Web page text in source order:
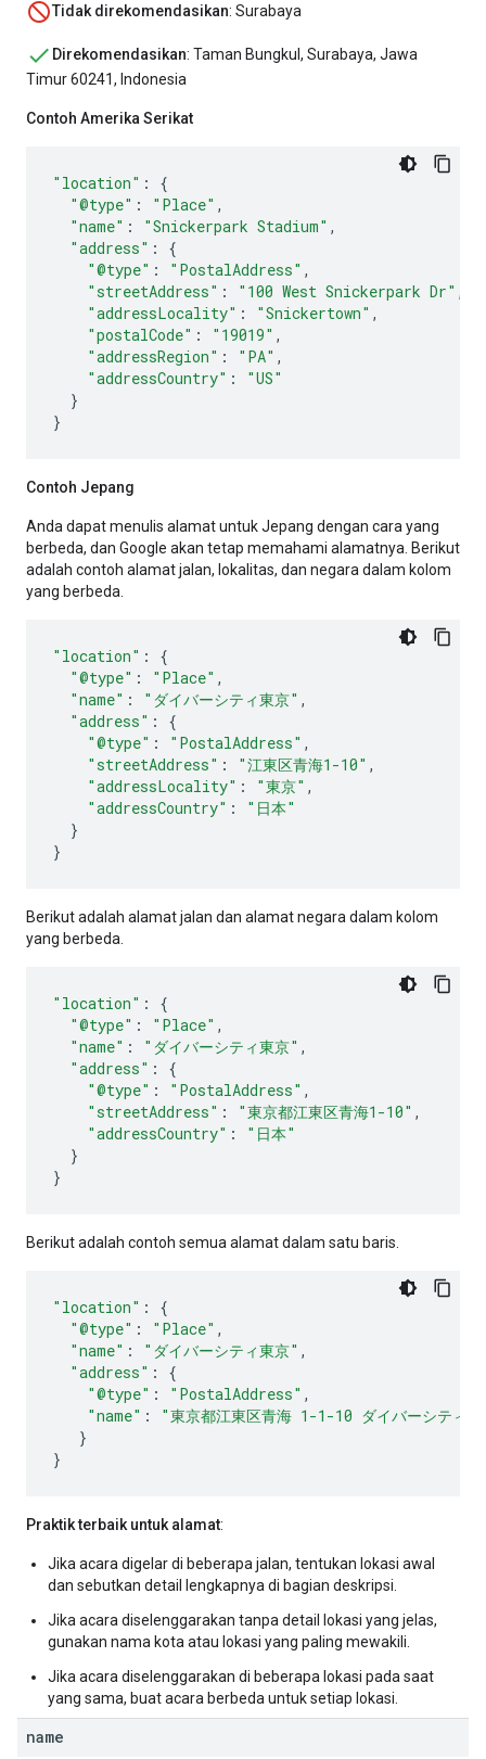
Tidak direkomendasikan: Surabaya
Direkomendasikan: Taman Bungkul, Surabaya, Jawa
Timur 60241, Indonesia
Contoh Amerika Serikat
"location" :
{
"@type" : "Place" ,
"name" : "Snickerpark Stadium" ,
"address" :
{
"@type" : "PostalAddress" ,
"streetAddress" : "100 West Snickerpark Dr" ,
"addressLocality" : "Snickertown" ,
"postalCode" : "19019" ,
"addressRegion" : "PA" ,
"addressCountry" :
"US"
}
}
Contoh Jepang
Anda dapat menulis alamat untuk Jepang dengan cara yang
berbeda, dan Google akan tetap memahami alamatnya. Berikut
adalah contoh alamat jalan, lokalitas, dan negara dalam kolom
yang berbeda.
"location" :
{
"@type" : "Place" ,
"name" : "ダイバーシティ東京" ,
"address" :
{
"@type" : "PostalAddress" ,
"streetAddress" : "江東区青海1-10" ,
"addressLocality" : "東京" ,
"addressCountry" :
"日本"
}
}
Berikut adalah alamat jalan dan alamat negara dalam kolom
yang berbeda.
"location" :
{
"@type" : "Place" ,
"name" : "ダイバーシティ東京" ,
"address" :
{
"@type" : "PostalAddress" ,
"streetAddress" : "東京都江東区青海1-10" ,
"addressCountry" :
"日本"
}
}
Berikut adalah contoh semua alamat dalam satu baris.
"location" :
{
"@type" : "Place" ,
"name" : "ダイバーシティ東京" ,
"address" :
{
"@type" : "PostalAddress" ,
"name" :
"東京都江東区青海 1-1-10 ダイバーシティ
}
}
Praktik terbaik untuk alamat:
Jika acara digelar di beberapa jalan, tentukan lokasi awal
dan sebutkan detail lengkapnya di bagian deskripsi.
Jika acara diselenggarakan tanpa detail lokasi yang jelas,
gunakan nama kota atau lokasi yang paling mewakili.
Jika acara diselenggarakan di beberapa lokasi pada saat
yang sama, buat acara berbeda untuk setiap lokasi.
name